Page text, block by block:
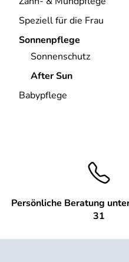
Speziell für die Frau
Sonnenpflege
Sonnenschutz
After Sun
Babypflege
Persönliche Beratung
31